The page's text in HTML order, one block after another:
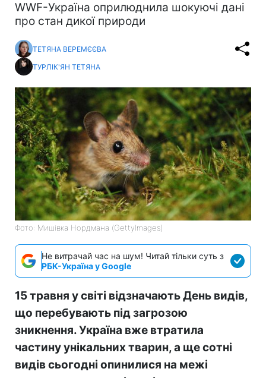
WWF-Україна оприлюднила шокуючі дані
про стан дикої природи
ТЕТЯНА ВЕРЕМЄЄВА
ТУРЛІК'ЯН ТЕТЯНА
Фото: Мишівка Нордмана (GettyImages)
Не витрачай час на шум! Читай тільки суть з
РБК-Україна у Google
15 травня у світі відзначають День видів,
що перебувають під загрозою
зникнення. Україна вже втратила
частину унікальних тварин, а ще сотні
видів сьогодні опинилися на межі